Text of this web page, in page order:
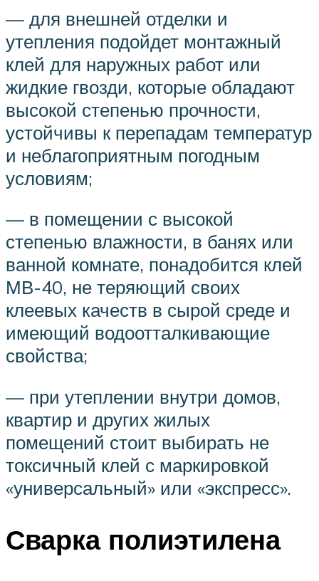
— для внешней отделки и
утепления подойдет монтажный
клей для наружных работ или
жидкие гвозди, которые обладают
высокой степенью прочности,
устойчивы к перепадам температур
и неблагоприятным погодным
условиям;
— в помещении с высокой
степенью влажности, в банях или
ванной комнате, понадобится клей
МВ-40, не теряющий своих
клеевых качеств в сырой среде и
имеющий водоотталкивающие
свойства;
— при утеплении внутри домов,
квартир и других жилых
помещений стоит выбирать не
токсичный клей с маркировкой
«универсальный» или «экспресс».
Сварка полиэтилена